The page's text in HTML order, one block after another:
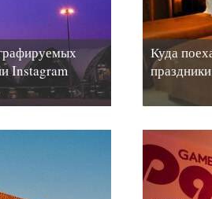
Instagram
Куда
праздники